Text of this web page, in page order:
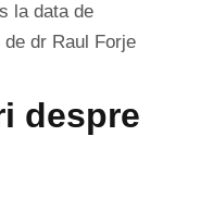
la data de
de dr Raul Forje
despre